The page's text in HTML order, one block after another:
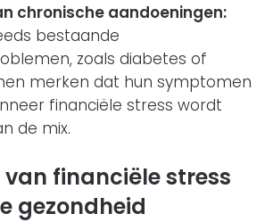
chronische aandoeningen:
bestaande
zoals diabetes of
merken dat hun symptomen
financiële stress wordt
de mix.
financiële stress
gezondheid